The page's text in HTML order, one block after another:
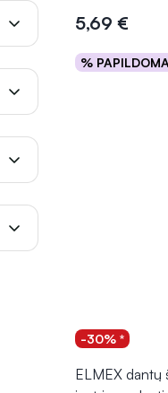
5,69 €
%
Į
-30% *
ELMEX dantų